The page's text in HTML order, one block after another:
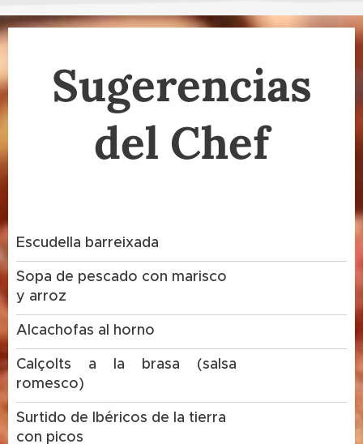
Sugerencias
del Chef
Escudella barreixada
Sopa de pescado con marisco
y arroz
Alcachofas al horno
Calçolts a la brasa (salsa
romesco)
Surtido de Ibéricos de la tierra
con picos